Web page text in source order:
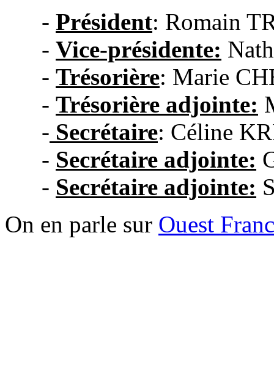
- Président: Romain
- Vice-présidente:
- Trésorière: Marie
- Trésorière adjointe:
- Secrétaire: Céline
- Secrétaire adjointe:
- Secrétaire adjointe:
On en parle sur Ouest